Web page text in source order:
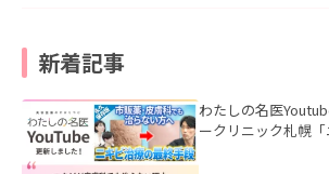
新着記事
わたしの名医
ークリニック札幌